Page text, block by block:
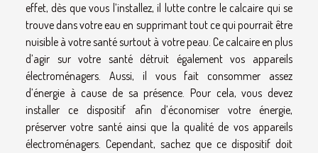
effet, dès que vous l’installez, il lutte contre le calcaire qui se
trouve dans votre eau en supprimant tout ce qui pourrait être
nuisible à votre santé surtout à votre peau. Ce calcaire en plus
d’agir sur votre santé détruit également vos appareils
électroménagers. Aussi, il vous fait consommer assez
d’énergie à cause de sa présence. Pour cela, vous devez
installer ce dispositif afin d’économiser votre énergie,
préserver votre santé ainsi que la qualité de vos appareils
électroménagers. Cependant, sachez que ce dispositif doit